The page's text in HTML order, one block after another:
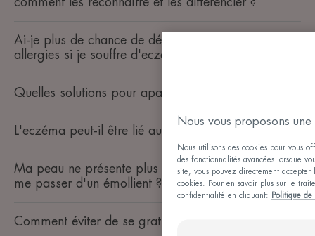
Ai-je plus de chance de développer des
allergies si je souffre d'eczéma atopique ?
Quelles solutions pour apaiser mon eczéma ?
L'eczéma peut-il être lié au stress ?
Ma peau ne présente plus d’irritation, puis-je
me passer d'un émollient ?
Comment éviter de se gratter ?
Nous vous proposons
Nous utilisons des cookies pour vous
des fonctionnalités avancées lorsque
site, vous pouvez directement
cookies. Pour en savoir plus sur le
confidentialité en cliquant:
Politique